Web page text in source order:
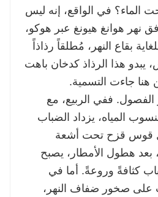
الماء؟ في الواقع، إنه ليس
نهر هوانغ هيونغ عبر هوكو،
بقاع النهر، مُطلقاً رذاذاً
هذا الرذاذ كدخان باهت
هنا جاءت التسمية.
الفصول. ففي الربيع، مع
المياه، يزداد الضباب
قوس قزح تحت أشعة
هطول الأمطار، يصبح
كثافةً وروعةً. أما في
على صخور ضفاف النهر،